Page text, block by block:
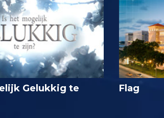
Gelukkig te
Flag